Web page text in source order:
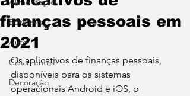
Backlinks
Auto
Casamentos
Decoração
finanças pessoais em
2021
Os aplicativos de finanças pessoais,
disponíveis para os sistemas
operacionais Android e iOS, o